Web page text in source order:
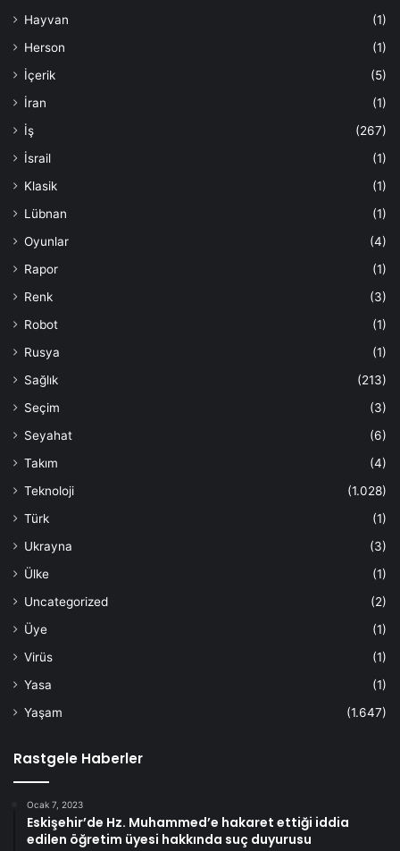
Hayvan
(1)
Herson
(1)
İçerik
(5)
İran
(1)
İş
(267)
İsrail
(1)
Klasik
(1)
Lübnan
(1)
Oyunlar
(4)
Rapor
(1)
Renk
(3)
Robot
(1)
Rusya
(1)
Sağlık
(213)
Seçim
(3)
Seyahat
(6)
Takım
(4)
Teknoloji
(1.028)
Türk
(1)
Ukrayna
(3)
Ülke
(1)
Uncategorized
(2)
Üye
(1)
Virüs
(1)
Yasa
(1)
Yaşam
(1.647)
Rastgele Haberler
Ocak 7, 2023
Eskişehir’de Hz. Muhammed’e hakaret ettiği iddia
edilen öğretim üyesi hakkında suç duyurusu